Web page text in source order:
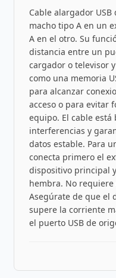
Cable alargador
macho tipo A en un
A en el otro. Su
distancia entre un
cargador o televisor
como una memoria
para alcanzar
acceso o para evitar
equipo. El cable
interferencias y
datos estable. Para
conecta primero el
dispositivo principal
hembra. No
Asegúrate de que el
supere la corriente
el puerto USB de